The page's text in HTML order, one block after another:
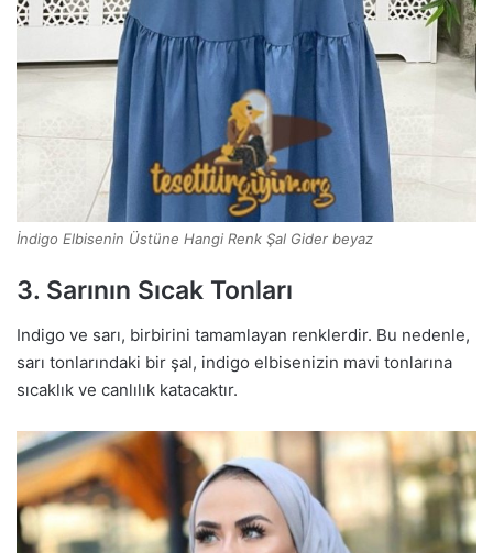
İndigo Elbisenin Üstüne Hangi Renk Şal Gider beyaz
3. Sarının Sıcak Tonları
Indigo ve sarı, birbirini tamamlayan renklerdir. Bu nedenle,
sarı tonlarındaki bir şal, indigo elbisenizin mavi tonlarına
sıcaklık ve canlılık katacaktır.